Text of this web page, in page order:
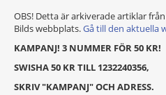
OBS! Detta är arkiverade artiklar
Bilds webbplats.Gå till den aktuella
KAMPANJ! 3 NUMMER FÖR 50 KR!
SWISHA 50 KR TILL 1232240356,
SKRIV "KAMPANJ" OCH ADRESS.